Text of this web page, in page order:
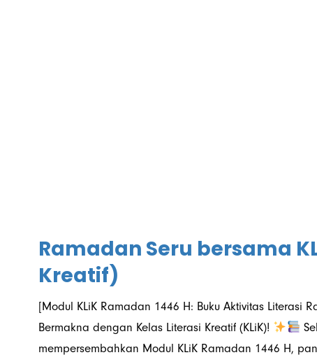
Ramadan Seru bersama
Kreatif)
[Modul KLiK Ramadan 1446 H: Buku Aktivitas Literasi
Bermakna dengan Kelas Literasi Kreatif (KLiK)!
mempersembahkan Modul KLiK Ramadan 1446 H,